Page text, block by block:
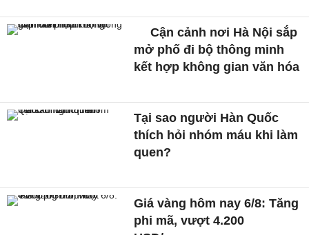
Cận cảnh nơi Hà Nội sắp
mở phố đi bộ thông minh
kết hợp không gian văn hóa
Tại sao người Hàn Quốc
thích hỏi nhóm máu khi làm
quen?
Giá vàng hôm nay 6/8: Tăng
phi mã, vượt 4.200